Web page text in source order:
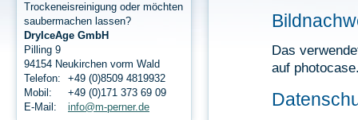
Das
auf
Trockeneisreinigung oder möchten
saubermachen lassen?
DryIceAge GmbH
Pilling 9
94154 Neukirchen vorm Wald
Telefon:
+49 (0)8509 4819932
Mobil:
+49 (0)171 373 69 09
E-Mail:
info@m-perner.de